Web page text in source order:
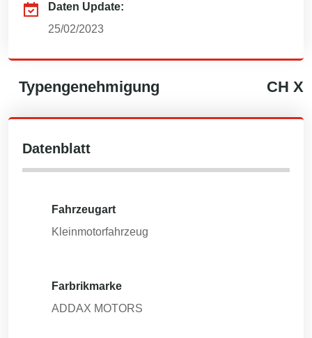
Daten Update:
25/02/2023
Typengenehmigung CH X
Datenblatt
Fahrzeugart
Kleinmotorfahrzeug
Farbrikmarke
ADDAX MOTORS